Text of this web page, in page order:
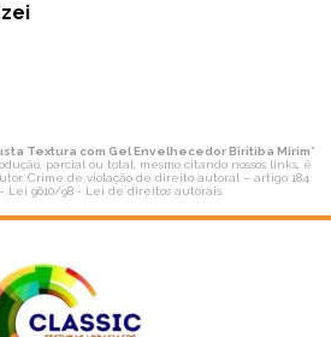
Textura com Gel Envelhecedor Biritiba Mirim"
parcial ou total, mesmo citando nossos links, é
Crime de violação de direito autoral – artigo 184
Lei 9610/98 - Lei de direitos autorais.